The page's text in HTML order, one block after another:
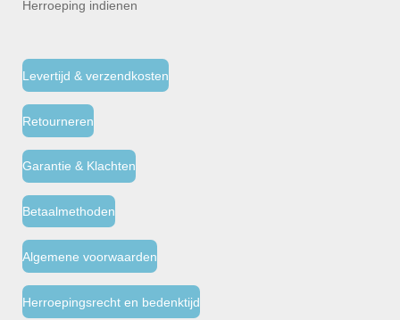
Herroeping indienen
Levertijd & verzendkosten
Retourneren
Garantie & Klachten
Betaalmethoden
Algemene voorwaarden
Herroepingsrecht en bedenktijd